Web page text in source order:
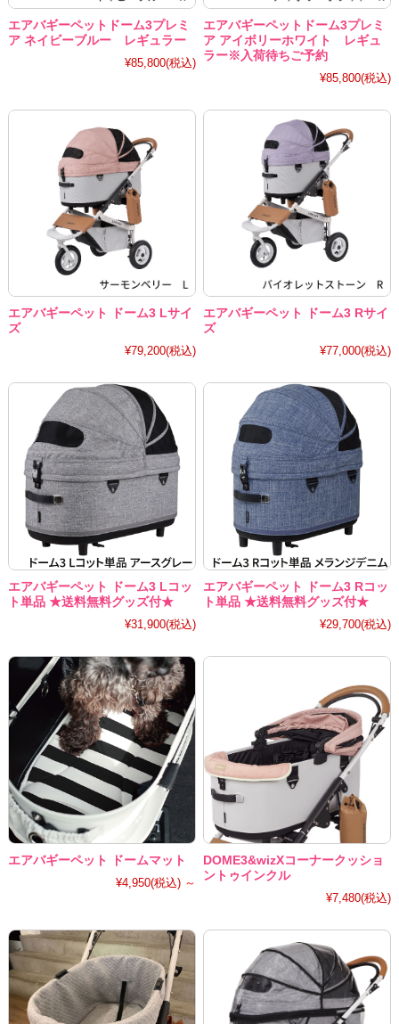
エアバギーペットドーム3プレミ
ア ネイビーブルー レギュラー
¥85,800(税込)
エアバギーペットドーム3プレミ
ア アイボリーホワイト レギュ
ラー※入荷待ちご予約
¥85,800(税込)
エアバギーペット ドーム3 Lサイ
ズ
¥79,200(税込)
エアバギーペット ドーム3 Rサイ
ズ
¥77,000(税込)
エアバギーペット ドーム3 Lコッ
ト単品 ★送料無料グッズ付★
¥31,900(税込)
エアバギーペット ドーム3 Rコッ
ト単品 ★送料無料グッズ付★
¥29,700(税込)
エアバギーペット ドームマット
¥4,950(税込) ～
DOME3&wizXコーナークッショ
ントゥインクル
¥7,480(税込)